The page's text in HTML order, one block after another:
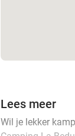
Lees meer
Wil je lekker